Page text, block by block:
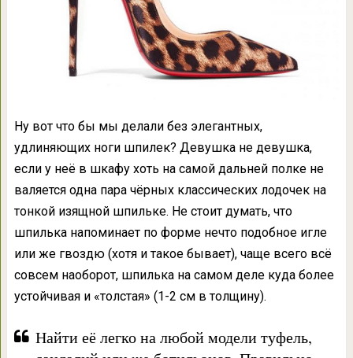
Ну вот что бы мы делали без элегантных,
удлиняющих ноги шпилек? Девушка не девушка,
если у неё в шкафу хоть на самой дальней полке не
валяется одна пара чёрных классических лодочек на
тонкой изящной шпильке. Не стоит думать, что
шпилька напоминает по форме нечто подобное игле
или же гвоздю (хотя и такое бывает), чаще всего всё
совсем наоборот, шпилька на самом деле куда более
устойчивая и «толстая» (1-2 см в толщину).
Найти её легко на любой модели туфель,